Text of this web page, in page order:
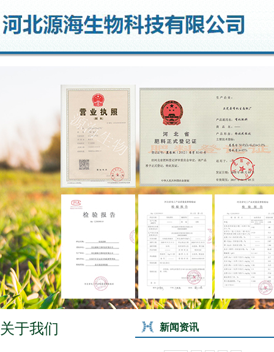
关于我们 新闻资讯